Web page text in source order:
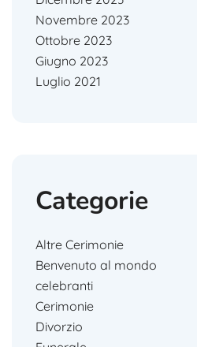
Novembre 2023
Ottobre 2023
Giugno 2023
Luglio 2021
Categorie
Altre Cerimonie
Benvenuto al mondo
celebranti
Cerimonie
Divorzio